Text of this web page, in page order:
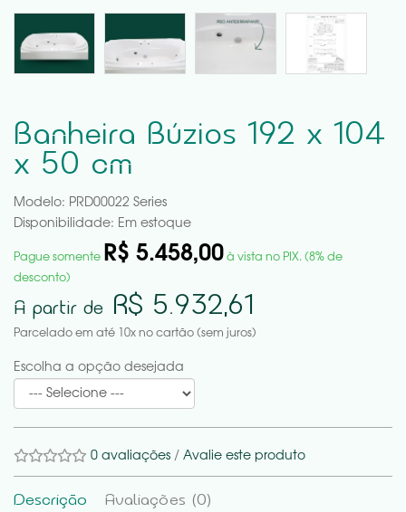
Banheira Búzios 192 x 104
x 50 cm
Modelo: PRD00022 Series
Disponibilidade: Em estoque
A partir de R$ 5.932,61
Parcelado em até 10x no cartão (sem juros)
Pague somente R$ 5.458,00 à vista no PIX. (8% de
desconto)
Escolha a opção desejada
0 avaliações / Avalie este produto
Descrição Avaliações (0)